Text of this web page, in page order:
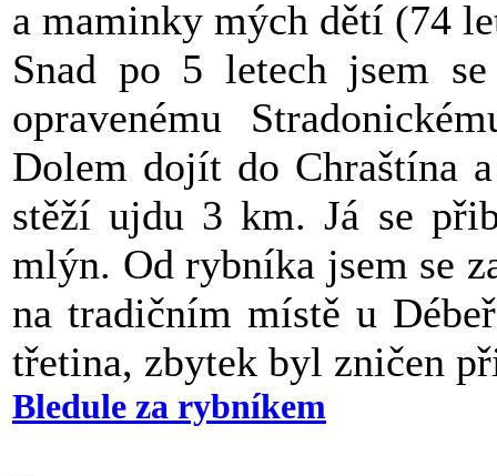
a maminky mých dětí (74
Snad po 5 letech jsem
opravenému
Dolem dojít do Chraštína
stěží ujdu 3 km. Já se
mlýn. Od rybníka jsem se
na tradičním místě u
třetina, zbytek byl zničen
Bledule za rybníkem